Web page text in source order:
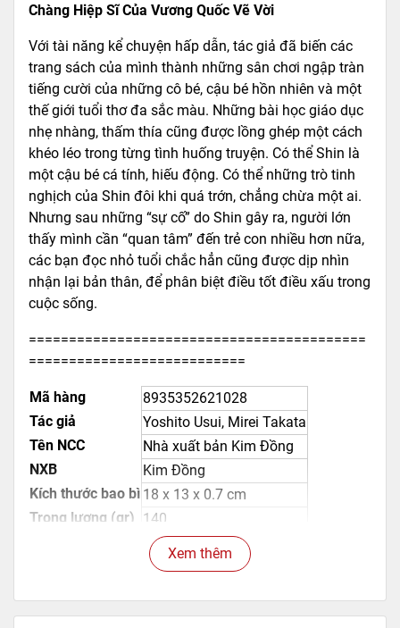
Chàng Hiệp Sĩ Của Vương Quốc Vẽ Vời
Với tài năng kể chuyện hấp dẫn, tác giả đã biến các
trang sách của mình thành những sân chơi ngập tràn
tiếng cười của những cô bé, cậu bé hồn nhiên và một
thế giới tuổi thơ đa sắc màu. Những bài học giáo dục
nhẹ nhàng, thấm thía cũng được lồng ghép một cách
khéo léo trong từng tình huống truyện. Có thể Shin là
một cậu bé cá tính, hiếu động. Có thể những trò tinh
nghịch của Shin đôi khi quá trớn, chẳng chừa một ai.
Nhưng sau những “sự cố” do Shin gây ra, người lớn
thấy mình cần “quan tâm” đến trẻ con nhiều hơn nữa,
các bạn đọc nhỏ tuổi chắc hẳn cũng được dịp nhìn
nhận lại bản thân, để phân biệt điều tốt điều xấu trong
cuộc sống.
==========================================
===========================
Mã hàng
8935352621028
Tác giả
Yoshito Usui, Mirei Takata
Tên NCC
Nhà xuất bản Kim Đồng
NXB
Kim Đồng
Kích thước bao bì 18 x 13 x 0.7 cm
Trọng lượng (gr) 140
144
Bìa mềm
Xem thêm